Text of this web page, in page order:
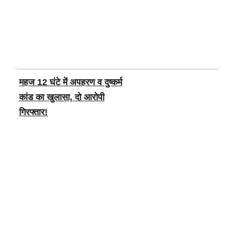
महज 12 घंटे में अपहरण व दुष्कर्म
कांड का खुलासा, दो आरोपी
गिरफ्तार!